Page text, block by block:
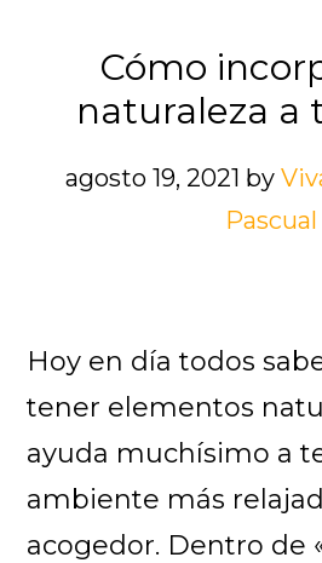
Cómo
naturaleza a
agosto 19, 2021 by
Pascual
Hoy en día todos
tener elementos
ayuda muchísimo a
ambiente más
acogedor. Dentro de